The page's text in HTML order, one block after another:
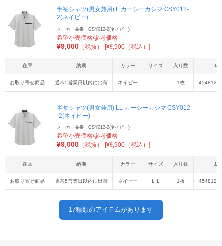
半袖シャツ(男女兼用) L カーシーカシマ CSY012-
2(ネイビー)
メーカー品番：CSY012-2(ネイビー)
希望小売価格/参考価格
¥9,000 （税抜） [¥9,900（税込）]
在庫 納期 カラー サイズ 入り数
お取り寄せ商品 通常5営業日以内に出荷 ネイビー Ｌ 1枚
半袖シャツ(男女兼用) LL カーシーカシマ CSY012
-2(ネイビー)
メーカー品番：CSY012-2(ネイビー)
希望小売価格/参考価格
¥9,000 （税抜） [¥9,900（税込）]
在庫 納期 カラー サイズ 入り数
お取り寄せ商品 通常5営業日以内に出荷 ネイビー ＬＬ 1枚
17種類のアイテムがあります